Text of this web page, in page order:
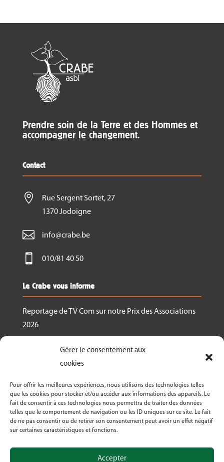
Gérer le consentement aux
cookies
Pour offrir les meilleures expériences, nous utilisons des technologies telles
que les cookies pour stocker et/ou accéder aux informations des appareils. Le
fait de consentir à ces technologies nous permettra de traiter des données
telles que le comportement de navigation ou les ID uniques sur ce site. Le fait
de ne pas consentir ou de retirer son consentement peut avoir un effet négatif
sur certaines caractéristiques et fonctions.
Accepter
Prendre soin de la Terre et des Hommes et
accompagner le changement.
Contact

Rue Sergent Sortet, 27
1370 Jodoigne
 info@crabe.be
 010/81 40 50
Le Crabe vous informe
Reportage de TV Com sur notre Prix des Associations
2026
décernés par Canopea
Découvrez nos activités dans le cadre de « La
Semaine Bio 2026 »
Le Crabe asbl fête ses 50 ans en 2026!